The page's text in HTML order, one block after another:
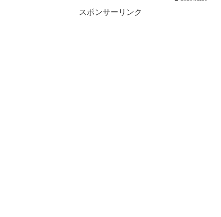
スポンサーリンク